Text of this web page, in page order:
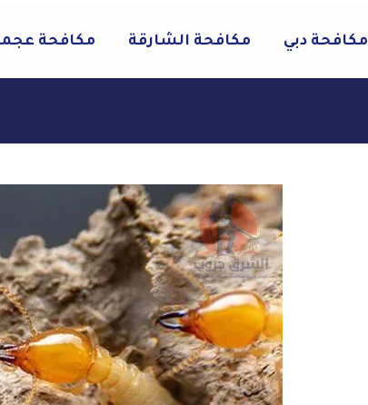
مكافحة دبي مكافحة الشارقة مكافحة